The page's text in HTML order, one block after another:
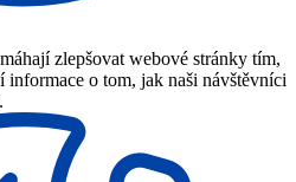
zlepšovat webové stránky tím,
informace o tom, jak naši návštěvníci